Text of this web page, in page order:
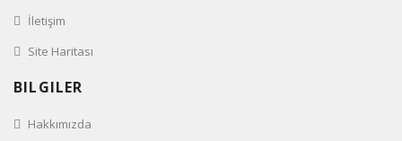
İletişim
Site Haritası
BILGILER
Hakkımızda